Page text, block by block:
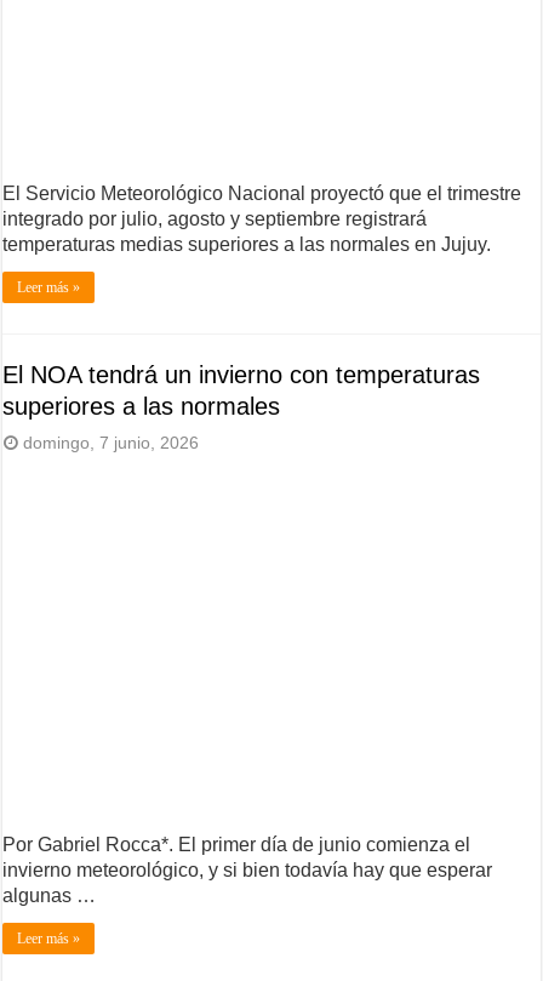
El Servicio Meteorológico Nacional proyectó que el trimestre
integrado por julio, agosto y septiembre registrará
temperaturas medias superiores a las normales en Jujuy.
Leer más »
El NOA tendrá un invierno con temperaturas
superiores a las normales
domingo, 7 junio, 2026
Por Gabriel Rocca*. El primer día de junio comienza el
invierno meteorológico, y si bien todavía hay que esperar
algunas …
Leer más »